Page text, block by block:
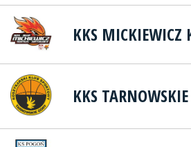
KKS MICKIEWICZ
KKS